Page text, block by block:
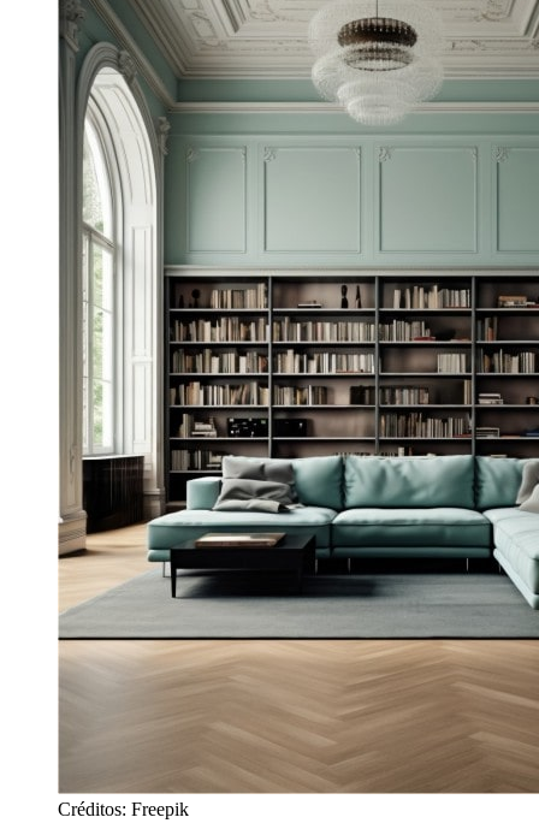
Créditos: Freepik